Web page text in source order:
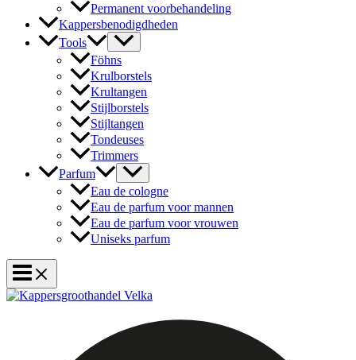
Permanent voorbehandeling
Kappersbenodigdheden
Tools
Föhns
Krulborstels
Krultangen
Stijlborstels
Stijltangen
Tondeuses
Trimmers
Parfum
Eau de cologne
Eau de parfum voor mannen
Eau de parfum voor vrouwen
Uniseks parfum